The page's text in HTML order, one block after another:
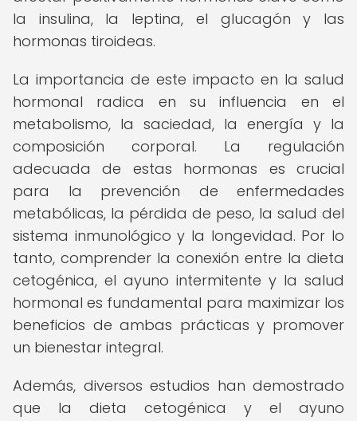
la insulina, la leptina, el glucagón y las
hormonas tiroideas.
La importancia de este impacto en la salud
hormonal radica en su influencia en el
metabolismo, la saciedad, la energía y la
composición corporal. La regulación
adecuada de estas hormonas es crucial
para la prevención de enfermedades
metabólicas, la pérdida de peso, la salud del
sistema inmunológico y la longevidad. Por lo
tanto, comprender la conexión entre la dieta
cetogénica, el ayuno intermitente y la salud
hormonal es fundamental para maximizar los
beneficios de ambas prácticas y promover
un bienestar integral.
Además, diversos estudios han demostrado
que la dieta cetogénica y el ayuno